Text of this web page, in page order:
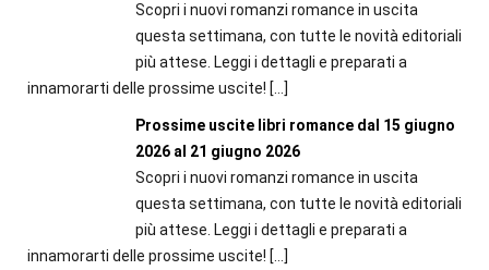
Scopri i nuovi romanzi romance in uscita
questa settimana, con tutte le novità editoriali
più attese. Leggi i dettagli e preparati a
innamorarti delle prossime uscite! […]
Prossime uscite libri romance dal 15 giugno
2026 al 21 giugno 2026
Scopri i nuovi romanzi romance in uscita
questa settimana, con tutte le novità editoriali
più attese. Leggi i dettagli e preparati a
innamorarti delle prossime uscite! […]